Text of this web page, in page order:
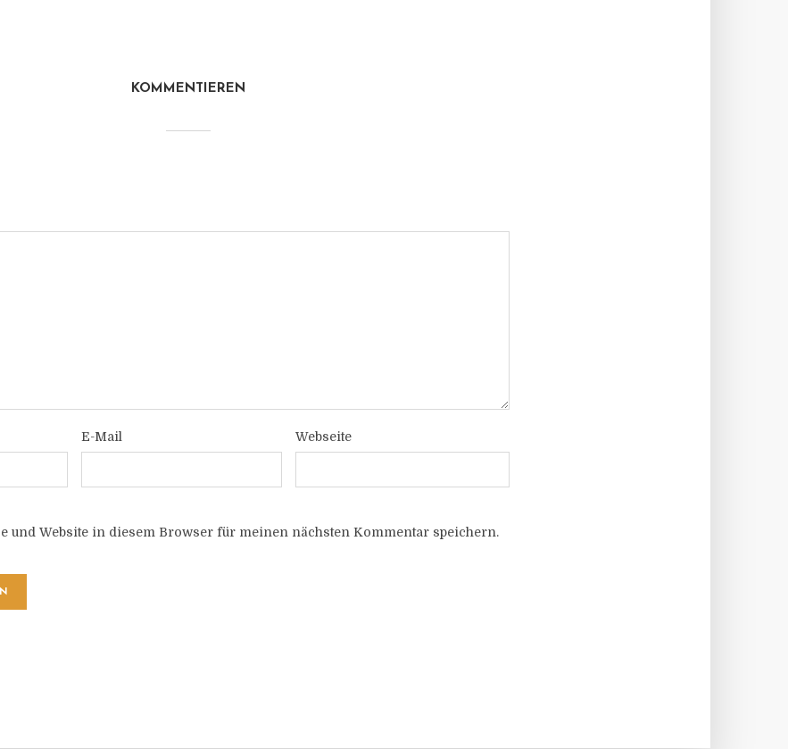
KOMMENTIEREN
E-Mail Webseite
und Website in diesem Browser für meinen nächsten Kommentar speichern.